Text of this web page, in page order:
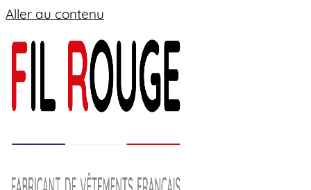
Aller au contenu